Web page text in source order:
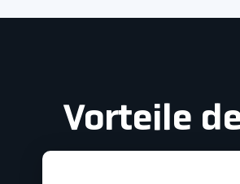
Vorteile